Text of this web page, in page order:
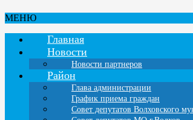
МЕНЮ
Главная
Новости
Новости партнеров
Район
Глава администрации
График приема граждан
Совет депутатов Волховского